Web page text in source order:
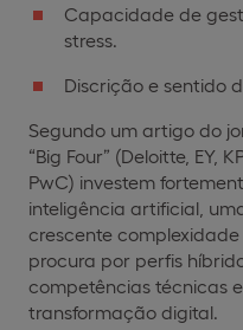
Capacidade de
stress.
Discrição e sentido
Segundo um artigo do
“Big Four” (Deloitte, EY,
PwC) investem
inteligência artificial,
crescente
procura por perfis
competências técnicas
transformação digital.